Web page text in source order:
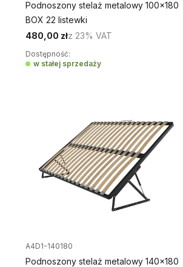
Podnoszony stelaż metalowy 100x180
BOX 22 listewki
480,00 złz 23% VAT
Dostępność:
w stałej sprzedaży
A4D1-140180
Podnoszony stelaż metalowy 140x180